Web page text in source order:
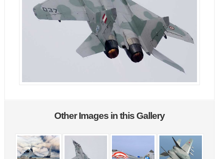
Other Images in this Gallery